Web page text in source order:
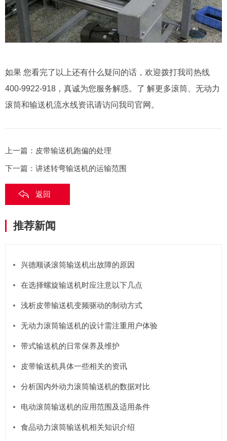
如果 您看完了以上还有什么疑问的话，欢迎拨打我司热线
400-9922-918，真诚为您服务解惑。了 解更多滚筒、无动力
滚筒和输送机流水线资讯请访问我司官网。
上一篇： 皮带输送机跑偏的处理
下一篇： 讲述转弯输送机的运输范围
返回
推荐新闻
兴德顺谈滚筒输送机出故障的原因
在选择螺旋输送机时应注意以下几点
浅析皮带输送机变频驱动的制动方式
无动力滚筒输送机的设计需注重用户体验
带式输送机的日常保养及维护
皮带输送机具体一些相关的资讯
分析国内外动力滚筒输送机的数据对比
电动滚筒输送机的应用范围及适用条件
食品动力滚筒输送机相关知识介绍